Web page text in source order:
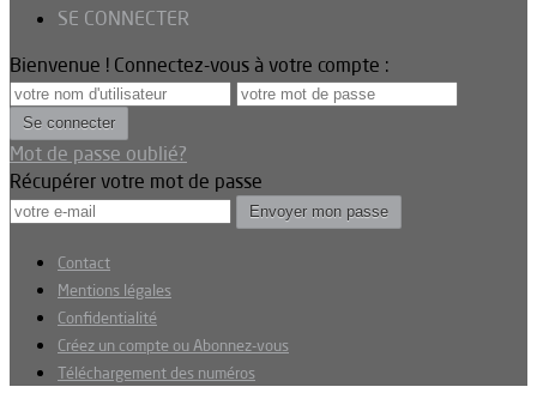
SE CONNECTER
Bienvenue ! Connectez-vous à votre compte :
Mot de passe oublié?
Récupérer votre mot de passe
Contact
Mentions légales
Confidentialité
Créez un compte ou Abonnez-vous
Téléchargement des numéros